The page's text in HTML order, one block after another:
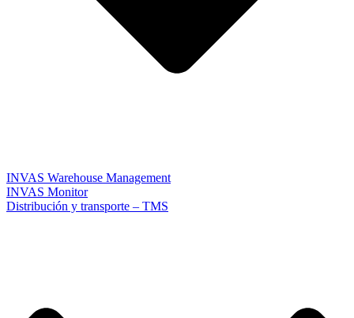
INVAS Warehouse Management
INVAS Monitor
Distribución y transporte – TMS